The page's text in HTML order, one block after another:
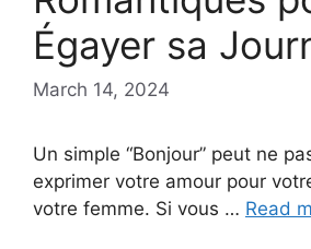
Égayer sa
March 14, 2024
Un simple “Bonjour” peut ne
exprimer votre amour pour
votre femme. Si vous … Read